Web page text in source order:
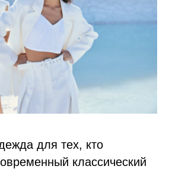
для тех, кто
классический